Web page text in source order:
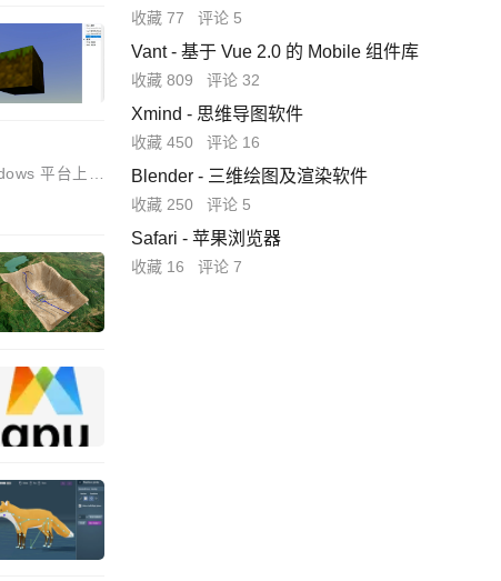
平台上的
收藏 77 评论 5
Vant - 基于 Vue 2.0 的 Mobile 组件库
收藏 809 评论 32
Xmind - 思维导图软件
收藏 450 评论 16
Blender - 三维绘图及渲染软件
收藏 250 评论 5
Safari - 苹果浏览器
收藏 16 评论 7